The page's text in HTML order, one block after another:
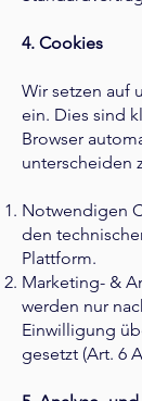
4. Cookies
Wir setzen auf
ein. Dies sind
Browser
unterscheiden
Notwendigen
den
Plattform.
Marketing- &
werden nur
Einwilligung
gesetzt (Art. 6